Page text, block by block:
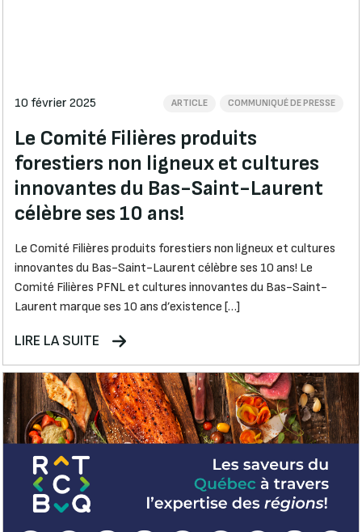
10 février 2025 ARTICLE COMMUNIQUÉ DE PRESSE
Le Comité Filières produits
forestiers non ligneux et cultures
innovantes du Bas-Saint-Laurent
célèbre ses 10 ans!
Le Comité Filières produits forestiers non ligneux et cultures
innovantes du Bas-Saint-Laurent célèbre ses 10 ans! Le
Comité Filières PFNL et cultures innovantes du Bas-Saint-
Laurent marque ses 10 ans d’existence […]
LIRE LA SUITE